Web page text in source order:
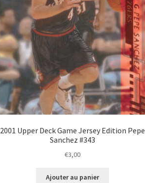
2001 Upper Deck Game Jersey Edition Pepe
Sanchez #343
€3,00
Ajouter au panier